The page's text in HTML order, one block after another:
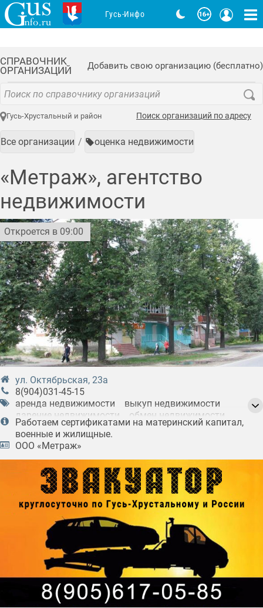
СПРАВОЧНИК
ОРГАНИЗАЦИЙ
Добавить свою организацию (бесплатно)
Гусь-Хрустальный и район Поиск организаций по адресу
Все организации оценка недвижимости
«Метраж», агентство
недвижимости
Откроется в 09:00
ул. Октябрьская, 23а
8(904)031-45-15
аренда недвижимости
выкуп недвижимости
дарение недвижимости
обмен недвижимости
оценка недвижимости
покупка недвижимости
помощь в оформлении ипотеки
продажа недвижимости
узаконивание перепланировки
услуги по приватизации
Работаем сертификатами на материнский капитал,
военные и жилищные.
ООО «Метраж»
Гусь-Инфо